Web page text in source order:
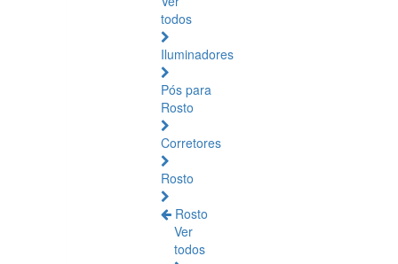
todos
Iluminadores
Pós para
Rosto
Corretores
Rosto
Rosto
Ver
todos